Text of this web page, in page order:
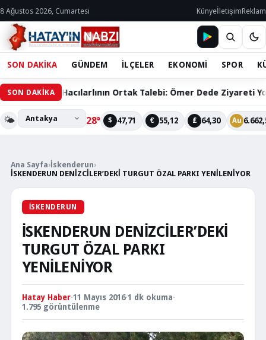
8 Ağustos 2026, Cumartesi KünyeİletişimReklam
SON DAKİKA GÜNDEM İLÇELER EKONOMİ SPOR
SON DAKİKA
Bin Hacılarlının Ortak Talebi: Ömer Dede Ziyareti Yolu
🌤️ 28° $ 47,71 € 55,12 £ 64,30 Au
Ana Sayfa› İskenderun›
İSKENDERUN DENİZCİLER’DEKİ TURGUT ÖZAL PARKI YENİLENİYOR
İSKENDERUN
İSKENDERUN DENİZCİLER’DEKİ
TURGUT ÖZAL PARKI
YENİLENİYOR
Hatay Haber·11 Mayıs 2016·1 dk okuma·
1.795 görüntülenme